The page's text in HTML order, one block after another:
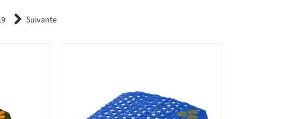
9 Suivante